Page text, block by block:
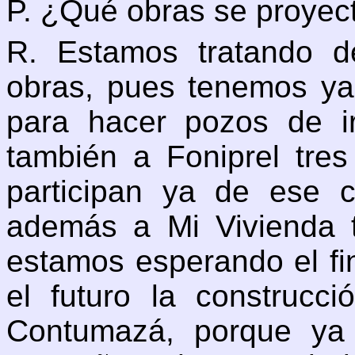
P. ¿Qué obras se
R. Estamos tratando
obras, pues tenemos
para hacer pozos de
también a Foniprel
participan ya de ese
además a Mi Vivienda
estamos esperando el
el futuro la
Contumazá, porque